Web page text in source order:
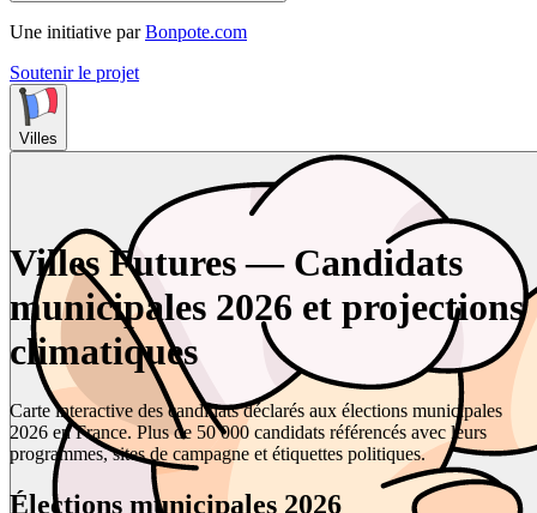
Une initiative par Bonpote.com
Soutenir le projet
Villes
Villes Futures — Candidats
municipales 2026 et projections
climatiques
Carte interactive des candidats déclarés aux élections municipales
2026 en France. Plus de 50 000 candidats référencés avec leurs
programmes, sites de campagne et étiquettes politiques.
Élections municipales 2026